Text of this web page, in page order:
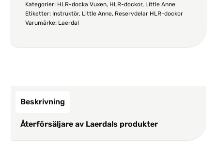
stapelbar
+
Kategorier: HLR-docka Vuxen, HLR-dockor, Little Anne
Etiketter: Instruktör, Little Anne, Reservdelar HLR-dockor
Varumärke: Laerdal
Beskrivning
Återförsäljare av Laerdals produkter